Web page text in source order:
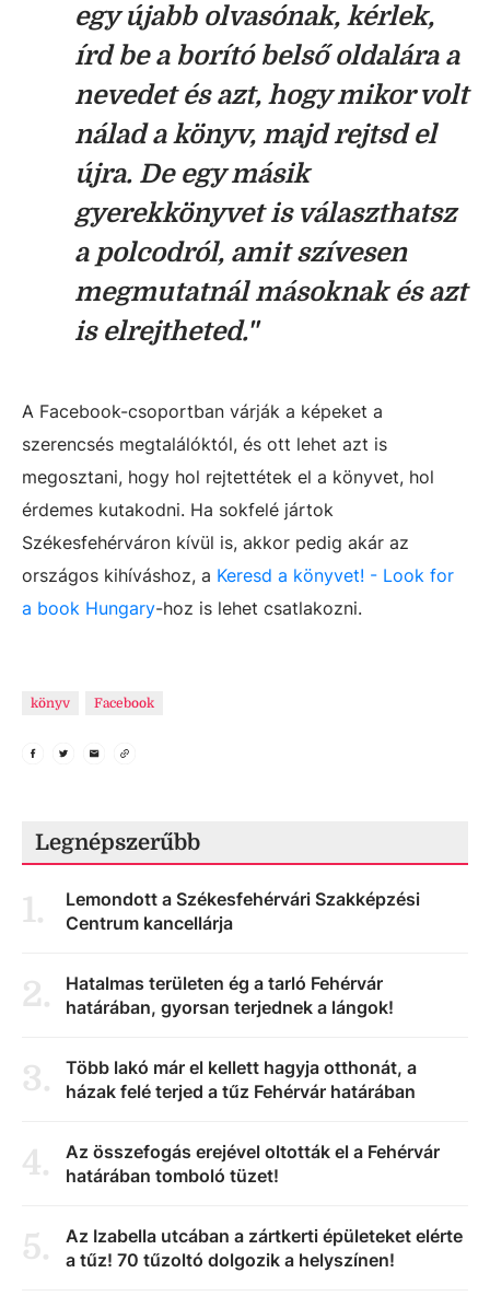
egy újabb olvasónak, kérlek,
írd be a borító belső oldalára a
nevedet és azt, hogy mikor volt
nálad a könyv, majd rejtsd el
újra. De egy másik
gyerekkönyvet is választhatsz
a polcodról, amit szívesen
megmutatnál másoknak és azt
is elrejtheted."
A Facebook-csoportban várják a képeket a
szerencsés megtalálóktól, és ott lehet azt is
megosztani, hogy hol rejtettétek el a könyvet, hol
érdemes kutakodni. Ha sokfelé jártok
Székesfehérváron kívül is, akkor pedig akár az
országos kihíváshoz, a Keresd a könyvet! - Look for
a book Hungary-hoz is lehet csatlakozni.
könyv Facebook
Legnépszerűbb
1.
Lemondott a Székesfehérvári Szakképzési
Centrum kancellárja
2.
Hatalmas területen ég a tarló Fehérvár
határában, gyorsan terjednek a lángok!
3.
Több lakó már el kellett hagyja otthonát, a
házak felé terjed a tűz Fehérvár határában
4.
Az összefogás erejével oltották el a Fehérvár
határában tomboló tüzet!
5.
Az Izabella utcában a zártkerti épületeket elérte
a tűz! 70 tűzoltó dolgozik a helyszínen!